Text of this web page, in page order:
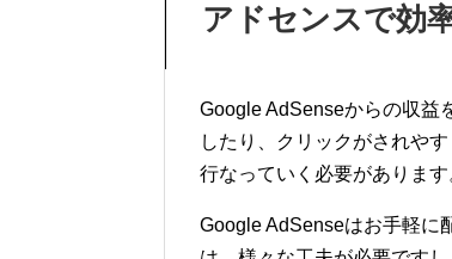
アドセンスで効
Google AdSenseからの収益
したり、クリックがされや
行なっていく必要があります
Google AdSenseはお手軽に